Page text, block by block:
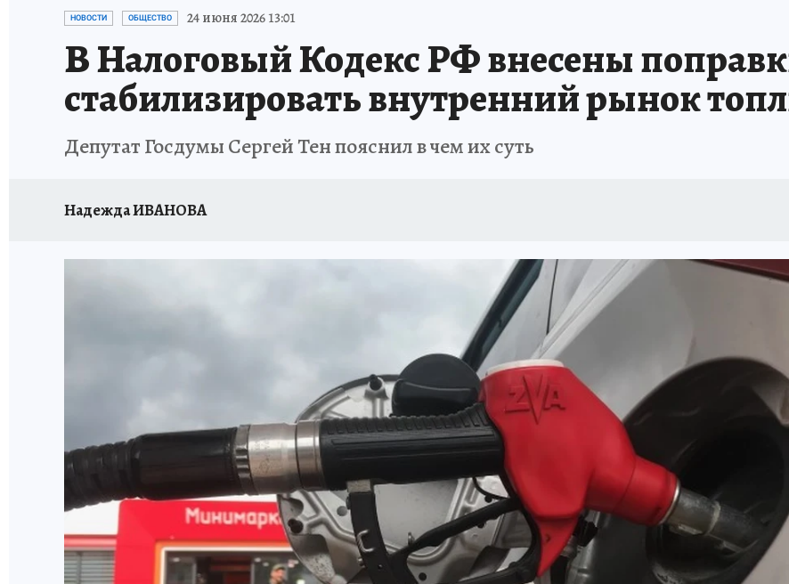
ПРОИСШЕСТВИЯ АФИША
НОВОСТИ ОБЩЕСТВО 24 июня 2026 13:01
В Налоговый Кодекс РФ внесены
стабилизировать внутренний рынок
Депутат Госдумы Сергей Тен пояснил в чем их суть
Надежда ИВАНОВА